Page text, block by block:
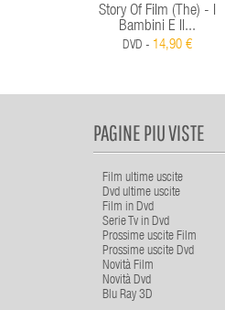
Story Of Film (The) - I
Bambini E Il...
DVD - 14,90 €
PAGINE PIU VISTE
Film ultime uscite
Dvd ultime uscite
Film in Dvd
Serie Tv in Dvd
Prossime uscite Film
Prossime uscite Dvd
Novità Film
Novità Dvd
Blu Ray 3D